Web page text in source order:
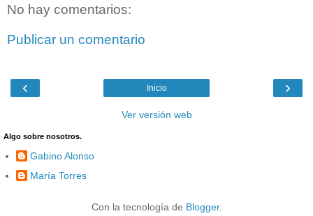
No hay comentarios:
Publicar un comentario
‹ ›
Inicio
Ver versión web
Algo sobre nosotros.
Gabino Alonso
María Torres
Con la tecnología de Blogger.